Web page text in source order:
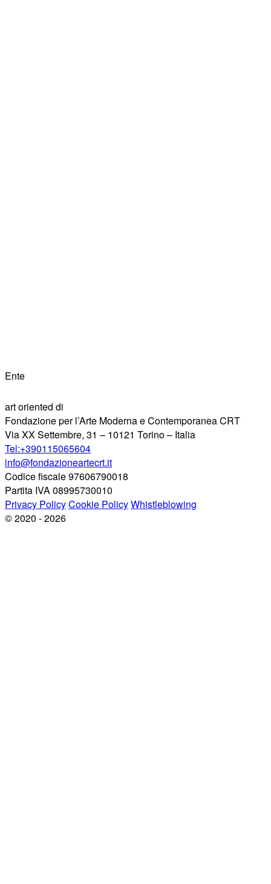
Ente
art oriented di
Fondazione per l’Arte Moderna e Contemporanea CRT
Via XX Settembre, 31 – 10121 Torino – Italia
Tel:+390115065604
info@fondazioneartecrt.it
Codice fiscale 97606790018
Partita IVA 08995730010
Privacy PolicyCookie PolicyWhistleblowing
© 2020 - 2026